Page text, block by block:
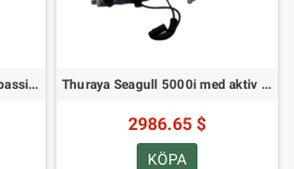
Thuraya Seagull 5000i med passiv antenn och 5m antennkabel Thuraya Seagull 5000i med aktiv antenn och 10m antennkabel
2986.65 $
KÖPA